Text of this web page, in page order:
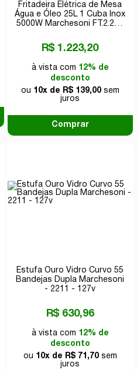
Fritadeira Elétrica de Mesa
Água e Óleo 25L 1 Cuba Inox
5000W Marchesoni FT.2.252
R$ 1.223,20
à vista com 12% de
desconto
ou 10x de R$ 139,00sem
juros
Comprar
Estufa Ouro Vidro Curvo 55
Bandejas Dupla Marchesoni
- 2211 - 127v
R$ 630,96
à vista com 12% de
desconto
ou 10x de R$ 71,70sem
juros